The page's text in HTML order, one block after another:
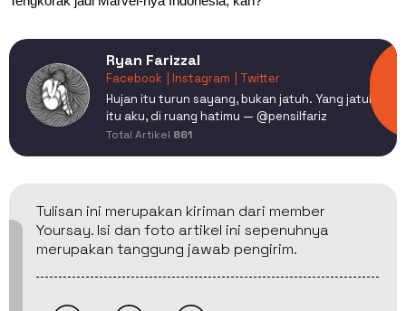
Ryan Farizzal
Facebook | Instagram
| Twitter
Hujan itu turun sayang, bukan jatuh. Yang jatuh
itu aku, di ruang hatimu — @pensilfariz
Total Artikel 861
Tulisan ini merupakan kiriman dari member
Yoursay. Isi dan foto artikel ini sepenuhnya
merupakan tanggung jawab pengirim.